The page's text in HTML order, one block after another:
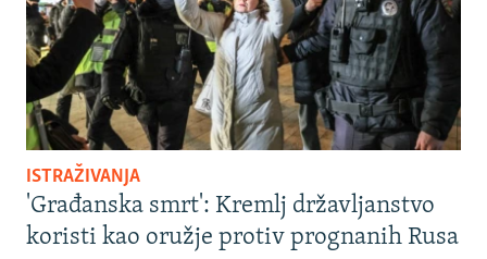
ISTRAŽIVANJA
'Građanska smrt': Kremlj državljanstvo
koristi kao oružje protiv prognanih Rusa